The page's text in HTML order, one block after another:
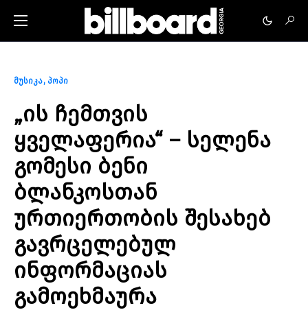
მუსიკა პოპი
„ის ჩემთვის
ყველაფერია“ – სელენა
გომესი ბენი
ბლანკოსთან
ურთიერთობის შესახებ
გავრცელებულ
ინფორმაციას
გამოეხმაურა